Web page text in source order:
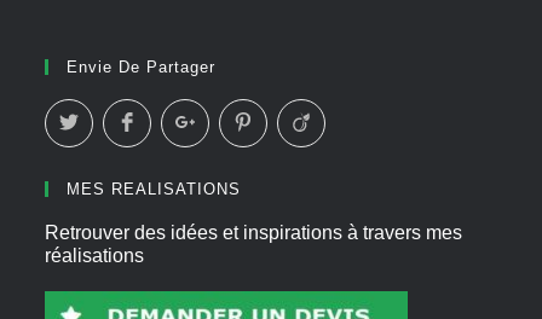
Envie De Partager
MES REALISATIONS
Retrouver des idées et inspirations à travers mes
réalisations